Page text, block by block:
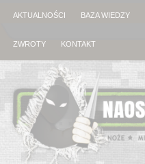
AKTUALNOŚCI BAZA WIEDZY
ZWROTY KONTAKT